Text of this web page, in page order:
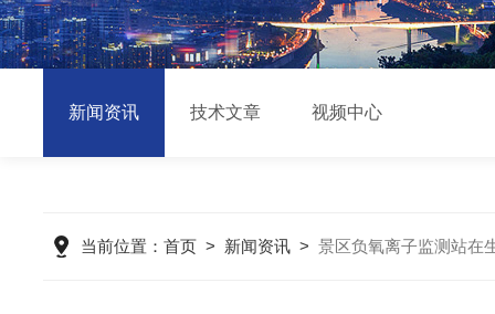
新闻资讯 技术文章 视频中心
当前位置： 首页 > 新闻资讯 > 景区负氧离子监测站在